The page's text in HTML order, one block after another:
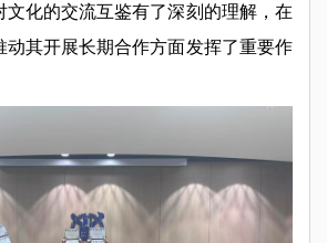
文化的交流互鉴有了深刻的理解，在
动其开展长期合作方面发挥了重要作